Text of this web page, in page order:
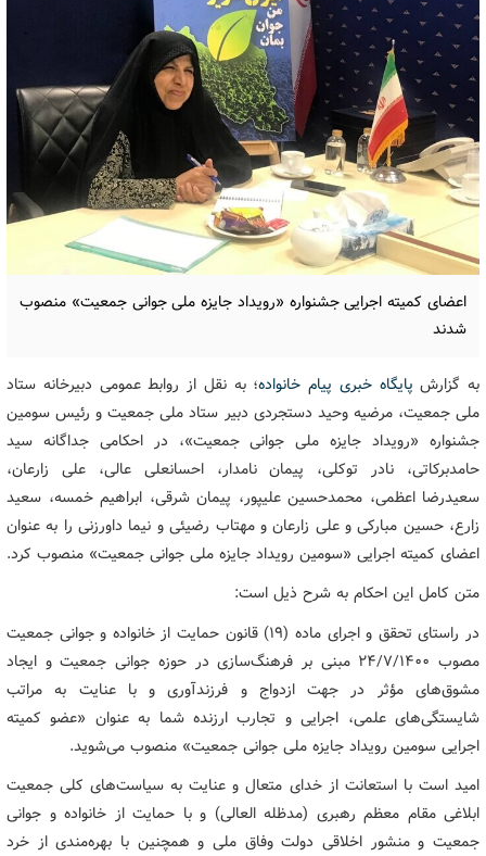
اعضای کمیته اجرایی جشنواره «رویداد جایزه ملی جوانی جمعیت» منصوب
شدند
به گزارش پایگاه خبری پیام خانواده؛ به نقل از روابط عمومی دبیرخانه ستاد
ملی جمعیت، مرضیه وحید دستجردی دبیر ستاد ملی جمعیت و رئیس سومین
جشنواره «رویداد جایزه ملی جوانی جمعیت»، در احکامی جداگانه سید
حامدبرکاتی، نادر توکلی، پیمان نامدار، احسانعلی عالی، علی زارعان،
سعیدرضا اعظمی، محمدحسین علیپور، پیمان شرقی، ابراهیم خمسه، سعید
زارع، حسین مبارکی و علی زارعان و مهتاب رضیئی و نیما داورزنی را به عنوان
اعضای کمیته اجرایی «سومین رویداد جایزه ملی جوانی جمعیت» منصوب کرد.
متن کامل این احکام به شرح ذیل است:
در راستای تحقق و اجرای ماده (۱۹) قانون حمایت از خانواده و جوانی جمعیت
مصوب ۲۴/۷/۱۴۰۰ مبنی بر فرهنگ‌سازی در حوزه جوانی جمعیت و ایجاد
مشوق‌های مؤثر در جهت ازدواج و فرزندآوری و با عنایت به مراتب
شایستگی‌های علمی، اجرایی و تجارب ارزنده شما به عنوان «عضو کمیته
اجرایی سومین رویداد جایزه ملی جوانی جمعیت» منصوب می‌شوید.
امید است با استعانت از خدای متعال و عنایت به سیاست‌های کلی جمعیت
ابلاغی مقام معظم رهبری (مدظله العالی) و با حمایت از خانواده و جوانی
جمعیت و منشور اخلاقی دولت وفاق ملی و همچنین با بهره‌مندی از خرد